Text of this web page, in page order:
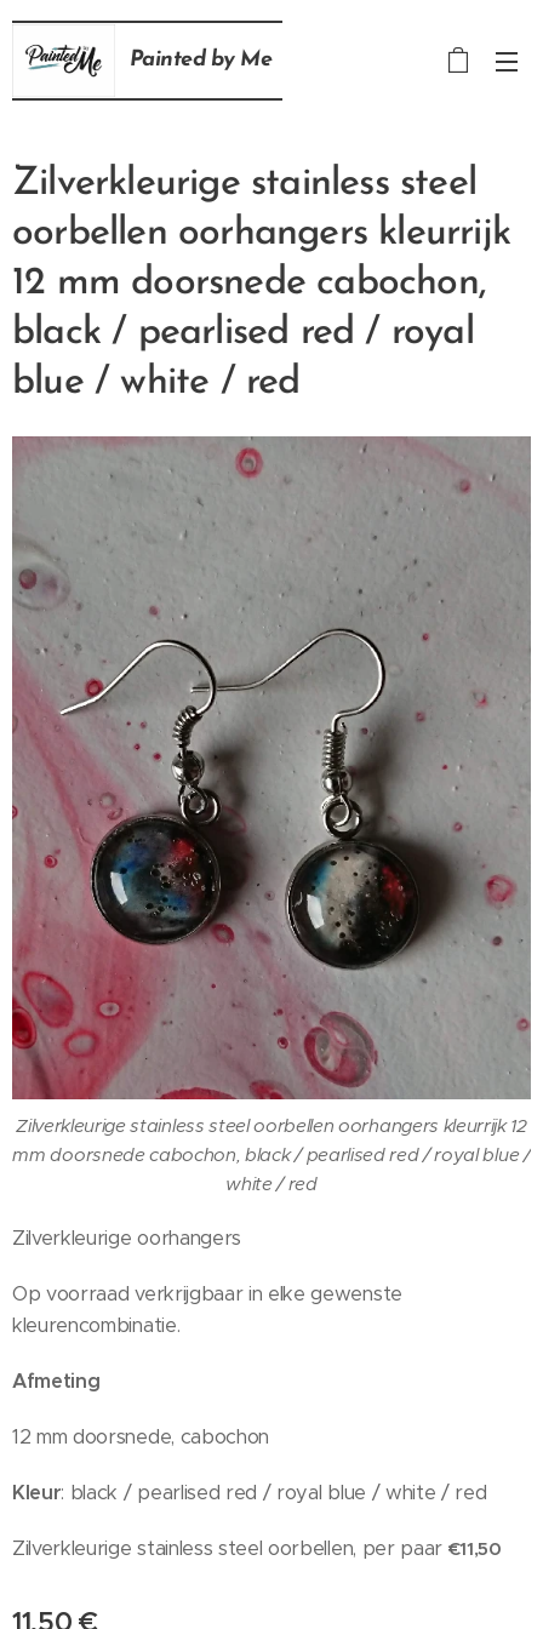
Painted byMe
Zilverkleurige stainless steel
oorbellen oorhangers kleurrijk
12 mm doorsnede cabochon,
black / pearlised red / royal
blue / white / red
Zilverkleurige stainless steel oorbellen oorhangers kleurrijk 12
mm doorsnede cabochon, black / pearlised red / royal blue /
white / red
Zilverkleurige oorhangers
Op voorraad verkrijgbaar in elke gewenste
kleurencombinatie.
Afmeting
12 mm doorsnede, cabochon
Kleur: black / pearlised red / royal blue / white / red
Zilverkleurige stainless steel oorbellen, per paar €11,50
11,50 €